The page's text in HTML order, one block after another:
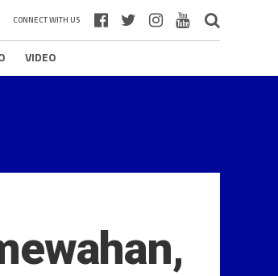
CONNECT WITH US
VIDEO